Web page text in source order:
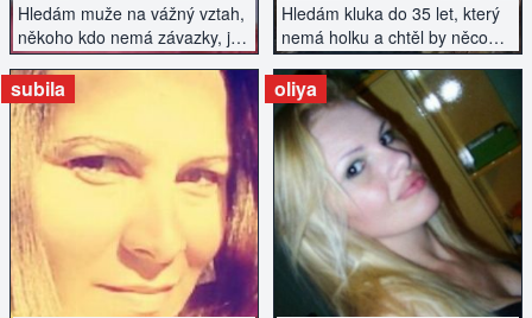
Hledám muže na vážný vztah,
někoho kdo nemá závazky, je
s ním zábava a je aktivní.
Hledám kluka do 35 let, který
nemá holku a chtěl by něco
podniknout....
subila
ZOBRAZIT INZERÁT
oliya
ZOBRAZIT INZERÁT